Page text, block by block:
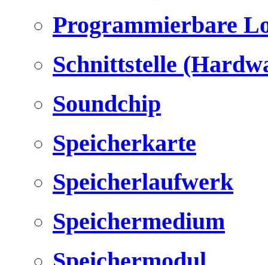
Programmierbare
Schnittstelle
Soundchip
Speicherkarte
Speicherlaufwerk
Speichermedium